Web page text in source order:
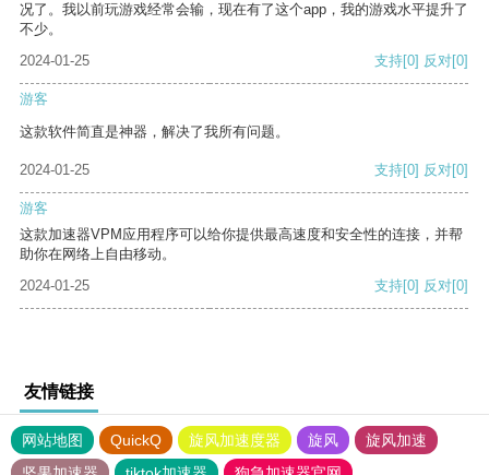
况了。我以前玩游戏经常会输，现在有了这个app，我的游戏水平提升了
不少。
2024-01-25
支持[0] 反对[0]
游客
这款软件简直是神器，解决了我所有问题。
2024-01-25 支持[0] 反对[0]
游客
这款加速器VPM应用程序可以给你提供最高速度和安全性的连接，并帮
助你在网络上自由移动。
2024-01-25
支持[0] 反对[0]
友情链接
网站地图 QuickQ 旋风加速度器 旋风
旋风加速